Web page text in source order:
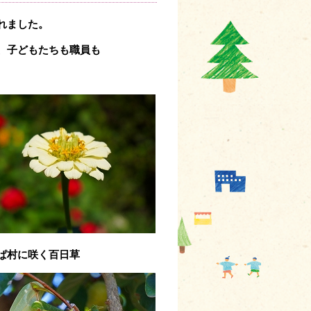
した。
子どもたちも職員も
く百日草